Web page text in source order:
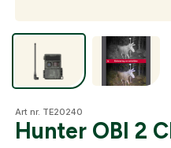
Optik
Mer
Art nr. TE20240
Hunter OBI 2
Skapa konto
Fyll i dina företags- eller
formuläret så